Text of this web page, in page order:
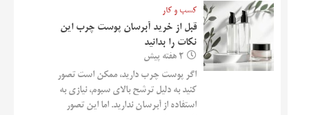
کسب و کار
قبل از خرید آبرسان پوست چرب این
نکات را بدانید
2 هفته پیش
اگر پوست چرب دارید، ممکن است تصور
کنید به دلیل ترشح بالای سبوم، نیازی به
استفاده از آبرسان ندارید. اما این تصور